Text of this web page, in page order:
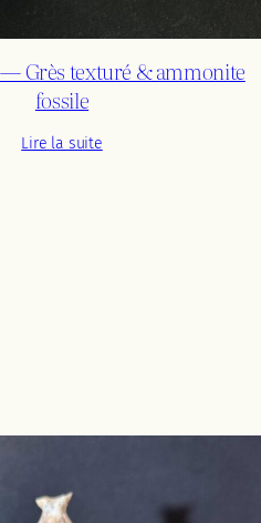
Grès texturé & ammonite
fossile
Lire la suite